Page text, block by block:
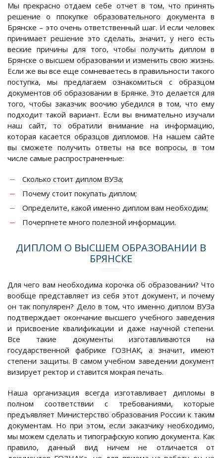
Мы прекрасно отдаем себе отчет в том, что принять
решение о ппокупке образовательного документа в
Брянске – это очень ответственный шаг. И если человек
принимает решение это сделать, значит, у него есть
веские причины для того, чтобы получить диплом в
Брянске о высшем образовании и изменить свою жизнь.
Если же вы все еще сомневаетесь в правильности такого
поступка, мы предлагаем ознакомиться с образцом
документов об образовании в Брянке. Это делается для
того, чтобы заказчик воочию убедился в том, что ему
подходит такой вариант. Если вы внимательно изучали
наш сайт, то обратили внимание на информацию,
которая касается образцов дипломов. На нашем сайте
вы сможете получить ответы на все вопросы, в том
числе самые распространенные:
Сколько стоит диплом ВУЗа;
Почему стоит покупать диплом;
Определите, какой именно диплом вам необходим;
Почерпнете много полезной информации.
ДИПЛОМ О ВЫСШЕМ ОБРАЗОВАНИИ В
БРЯНСКЕ
Для чего вам необходима корочка об образовании? Что
вообще представляет из себя этот документ, и почему
он так популярен? Дело в том, что именно диплом ВУЗа
подтверждает окончание высшего учебного заведения
и присвоение квалификации и даже научной степени.
Все такие документы изготавливаются на
государственной фабрике ГОЗНАК, а значит, имеют
степени защиты. В самом учебном заведении документ
визирует ректор и ставится мокрая печать.
Наша организация всегда изготавливает дипломы в
полном соответствии с требованиями, которые
предъявляет Министерство образования России к таким
документам. Но при этом, если заказчику необходимо,
мы можем сделать и типографскую копию документа. Как
правило, данный вид ничем не отличается от